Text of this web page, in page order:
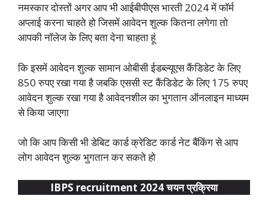
नमस्कार दोस्तों अगर आप भी आईबीपीएस भारती 2024 में फॉर्म
अप्लाई करना चाहते हो जिसमें आवेदन शुल्क कितना लगेगा तो
आपकी नॉलेज के लिए बता देना चाहता हूं
कि इसमें आवेदन शुल्क सामान ओबीसी ईडब्ल्यूएस कैंडिडेट के लिए
850 रुपए रखा गया है जबकि एससी स्ट कैंडिडेट के लिए 175 रुपए
आवेदन शुल्क रखा गया है आवेदनशील का भुगतान ऑनलाइन माध्यम
से किया जाएगा
जो कि आप किसी भी डेबिट कार्ड क्रेडिट कार्ड नेट बैंकिंग से आप
लोग आवेदन शुल्क भुगतान कर सकते हो
IBPS recruitment 2024 चयन प्रक्रिया